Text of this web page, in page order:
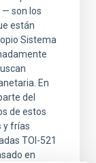
son los
están
Sistema
En
del
de estos
y frías
TOI-521
en